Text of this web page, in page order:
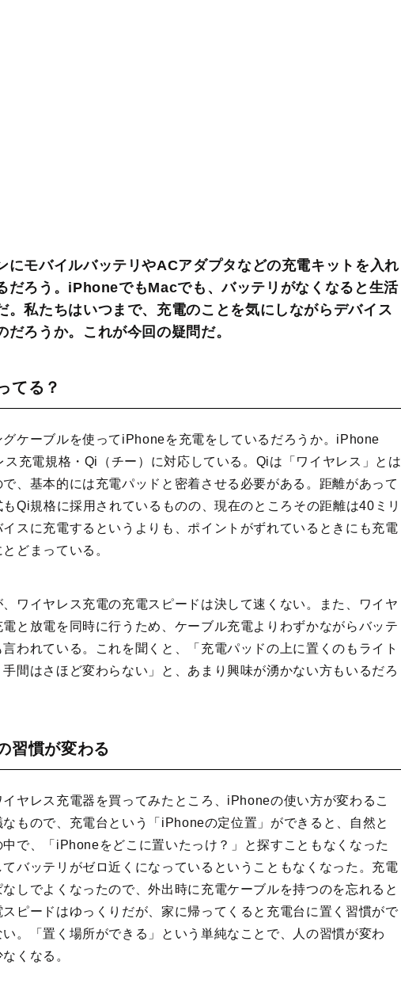
にモバイルバッテリやACアダプタなどの充電キットを入れ
だろう。iPhoneでもMacでも、バッテリがなくなると生活
。私たちはいつまで、充電のことを気にしながらデバイス
ろうか。これが今回の疑問だ。
てる？
ケーブルを使ってiPhoneを充電をしているだろうか。iPhone
充電規格・Qi（チー）に対応している。Qiは「ワイヤレス」とは
、基本的には充電パッドと密着させる必要がある。距離があって
Qi規格に採用されているものの、現在のところその距離は40ミリ
スに充電するというよりも、ポイントがずれているときにも充電
どまっている。
ワイヤレス充電の充電スピードは決して速くない。また、ワイヤ
と放電を同時に行うため、ケーブル充電よりわずかながらバッテ
われている。これを聞くと、「充電パッドの上に置くのもライト
間はさほど変わらない」と、あまり興味が湧かない方もいるだろ
習慣が変わる
ヤレス充電器を買ってみたところ、iPhoneの使い方が変わるこ
もので、充電台という「iPhoneの定位置」ができると、自然と
で、「iPhoneをどこに置いたっけ？」と探すこともなくなった
バッテリがゼロ近くになっているということもなくなった。充電
しでよくなったので、外出時に充電ケーブルを持つのを忘れると
ピードはゆっくりだが、家に帰ってくると充電台に置く習慣がで
。「置く場所ができる」という単純なことで、人の習慣が変わ
くなる。